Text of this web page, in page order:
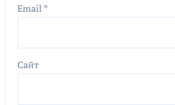
Email *
Сайт